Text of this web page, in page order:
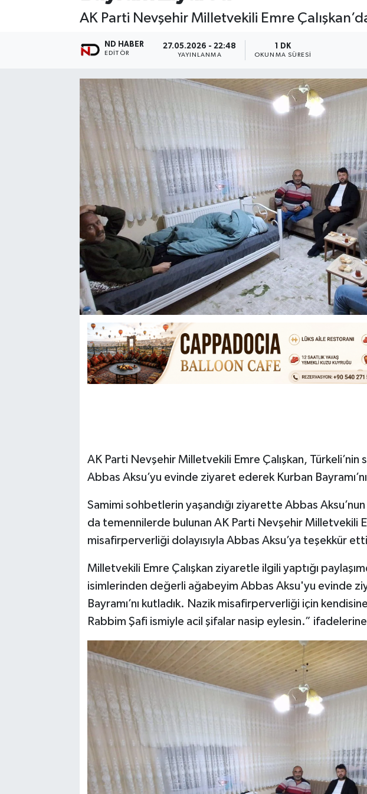
AK Parti Nevşehir Milletvekili Emre
ND HABER
EDITÖR
27.05.2026 - 22:48
YAYINLANMA
1 DK
OKUNMA SÜRESI
AK Parti Nevşehir Milletvekili Emre Çalışkan, Türkeli’nin
Abbas Aksu’yu evinde ziyaret ederek Kurban
Samimi sohbetlerin yaşandığı ziyarette Abbas Aksu’nun
da temennilerde bulunan AK Parti Nevşehir Milletvekili
misafirperverliği dolayısıyla Abbas Aksu’ya teşekkür
Milletvekili Emre Çalışkan ziyaretle ilgili yaptığı
isimlerinden değerli ağabeyim Abbas Aksu'yu evinde
Bayramı’nı kutladık. Nazik misafirperverliği için
Rabbim Şafi ismiyle acil şifalar nasip eylesin.”